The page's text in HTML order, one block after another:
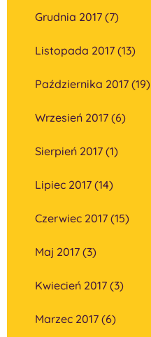
Grudnia 2017 (7)
Listopada 2017 (13)
Października 2017 (19)
Wrzesień 2017 (6)
Sierpień 2017 (1)
Lipiec 2017 (14)
Czerwiec 2017 (15)
Maj 2017 (3)
Kwiecień 2017 (3)
Marzec 2017 (6)